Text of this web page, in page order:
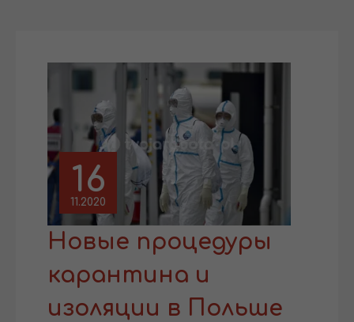
16
11.2020
Новые процедуры
карантина и
изоляции в Польше